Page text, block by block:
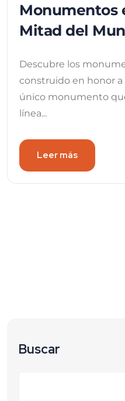
Monumentos
Mitad del
Descubre los
construido en honor
único monumento
línea...
Leer más
Buscar